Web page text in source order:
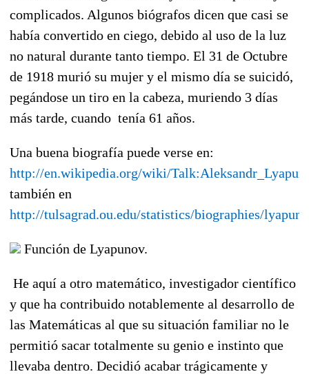
complicados. Algunos biógrafos dicen que casi se
había convertido en ciego, debido al uso de la luz
no natural durante tanto tiempo. El 31 de Octubre
de 1918 murió su mujer y el mismo día se suicidó,
pegándose un tiro en la cabeza, muriendo 3 días
más tarde, cuando tenía 61 años.
Una buena biografía puede verse en:
http://en.wikipedia.org/wiki/
también en
http://tulsagrad.ou.edu/statistics/biographies/
Función de Lyapunov.
He aquí a otro matemático, investigador científico
y que ha contribuido notablemente al desarrollo de
las Matemáticas al que su situación familiar no le
permitió sacar totalmente su genio e instinto que
llevaba dentro. Decidió acabar trágicamente y